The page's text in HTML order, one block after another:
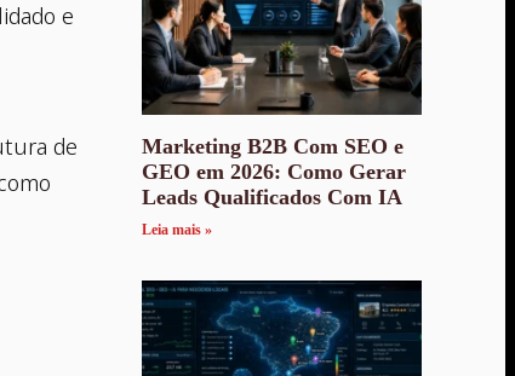
e
de
Marketing B2B Com SEO e
GEO em 2026: Como Gerar
Leads Qualificados Com IA
Leia mais »